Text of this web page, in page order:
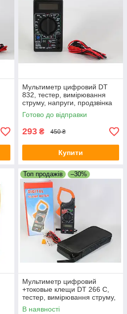
Мультиметр цифровий DT
832, тестер, вимірювання
струму, напруги, продзвінка
Готово до відправки
293 ₴ 450 ₴
Купити
Топ продажів –30%
Мультиметр цифровий
+токовые клещи DT 266 С,
тестер, вимірювання струму,
напруги, продзвінка
В наявності